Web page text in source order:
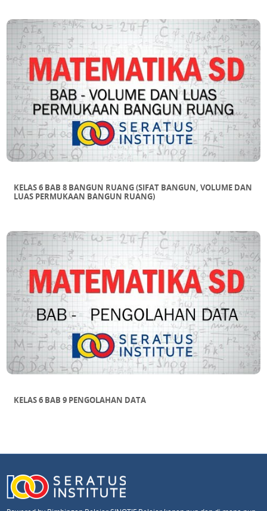
KELAS 6 BAB 8 BANGUN RUANG (SIFAT BANGUN, VOLUME DAN
LUAS PERMUKAAN BANGUN RUANG)
KELAS 6 BAB 9 PENGOLAHAN DATA